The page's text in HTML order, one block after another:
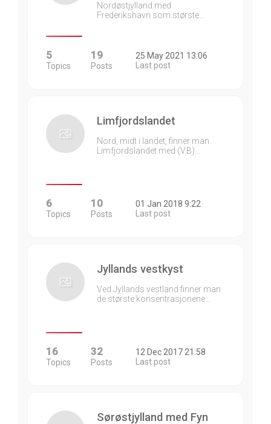
Nordøstjylland med
Frederikshavn som største…
5
Topics
19
Posts
25 May 2021 13:06
Last post
Limfjordslandet
Nord, midt i landet, finner man
Limfjordslandet med (V.B)…
6
Topics
10
Posts
01 Jan 2018 9:22
Last post
Jyllands vestkyst
Ved Jyllands vestland finner man
de største konsentrasjonene…
16
Topics
32
Posts
12 Dec 2017 21:58
Last post
Sørøstjylland med Fyn